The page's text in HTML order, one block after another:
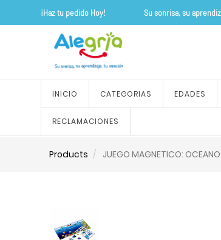
¡Haz tu pedido Hoy! Su
INICIO CATEGORIAS EDADES
RECLAMACIONES
Products JUEGO MAGNETICO: OCEANO